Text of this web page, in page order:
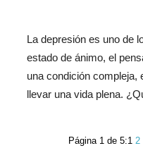
La depresión es uno de
estado de ánimo, el
una condición compleja,
llevar una vida plena.
Página 1 de 5:1 2